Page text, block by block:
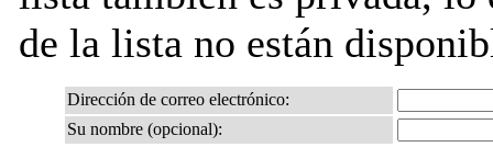
de la lista no están
Dirección de correo electrónico:
Su nombre (opcional):